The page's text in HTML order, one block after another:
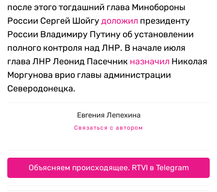
после этого тогдашний глава Минобороны
России Сергей Шойгудоложил президенту
России Владимиру Путину об установлении
полного контроля над ЛНР. В начале июля
глава ЛНР Леонид Пасечник назначил Николая
Моргунова врио главы администрации
Северодонецка.
Евгения Лепехина
Связаться с автором
Объясняем происходящее. RTVI в Telegram